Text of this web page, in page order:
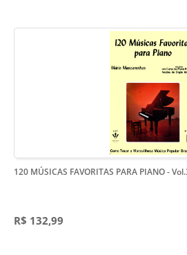
120 MÚSICAS FAVORITAS PARA PIANO -
R$ 132,99